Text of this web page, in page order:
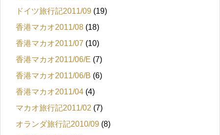
ドイツ旅行記2011/09 (19)
香港マカオ2011/08 (18)
香港マカオ2011/07 (10)
香港マカオ2011/06/E (7)
香港マカオ2011/06/B (6)
香港マカオ2011/04 (4)
マカオ旅行記2011/02 (7)
オランダ旅行記2010/09 (8)